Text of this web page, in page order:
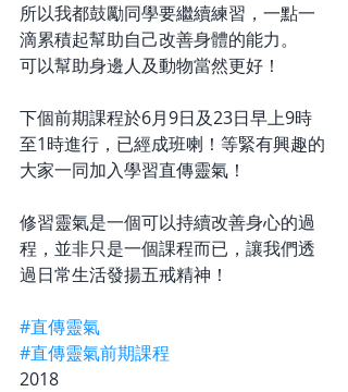
所以我都鼓勵同學要繼續練習，一點一
滴累積起幫助自己改善身體的能力。
可以幫助身邊人及動物當然更好！
下個前期課程於6月9日及23日早上9時
至1時進行，已經成班喇！等緊有興趣的
大家一同加入學習直傳靈氣！
修習靈氣是一個可以持續改善身心的過
程，並非只是一個課程而已，讓我們透
過日常生活發揚五戒精神！
#直傳靈氣
#直傳靈氣前期課程
2018